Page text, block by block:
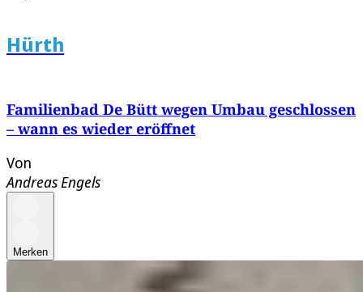
Hürth
Familienbad De Bütt wegen Umbau geschlossen
– wann es wieder eröffnet
Von
Andreas Engels
Merken